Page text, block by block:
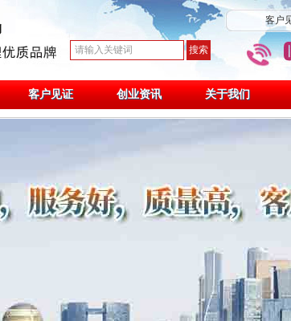
客户
客户见证 创业资讯 关于我们